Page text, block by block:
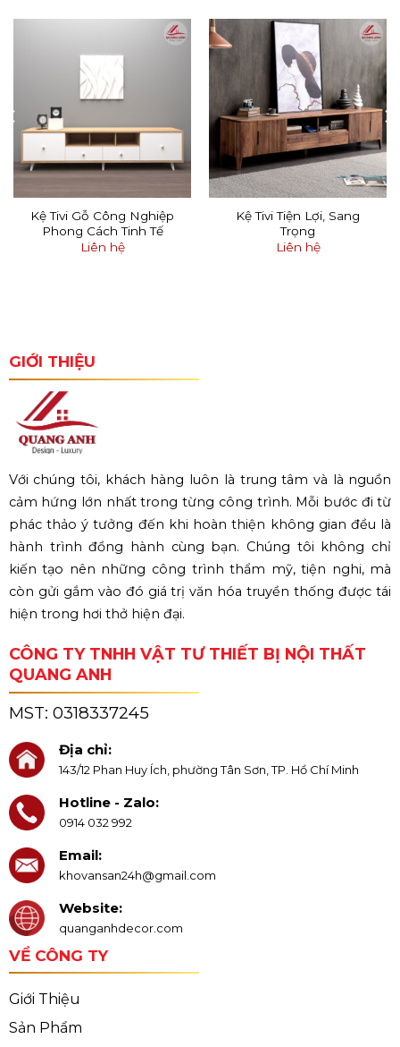
Kệ Tivi Gỗ Công Nghiệp
Phong Cách Tinh Tế
Liên hệ
Kệ Tivi Tiện Lợi, Sang
Trọng
Liên hệ
GIỚI THIỆU
Với chúng tôi, khách hàng luôn là trung tâm và là nguồn
cảm hứng lớn nhất trong từng công trình. Mỗi bước đi từ
phác thảo ý tưởng đến khi hoàn thiện không gian đều là
hành trình đồng hành cùng bạn. Chúng tôi không chỉ
kiến tạo nên những công trình thẩm mỹ, tiện nghi, mà
còn gửi gắm vào đó giá trị văn hóa truyền thống được tái
hiện trong hơi thở hiện đại.
CÔNG TY TNHH VẬT TƯ THIẾT BỊ NỘI THẤT
QUANG ANH
MST: 0318337245
Địa chỉ:
143/12 Phan Huy Ích, phường Tân Sơn, TP. Hồ Chí Minh
Hotline - Zalo:
0914 032 992
Email:
khovansan24h@gmail.com
Website:
quanganhdecor.com
VỀ CÔNG TY
Giới Thiệu
Sản Phẩm